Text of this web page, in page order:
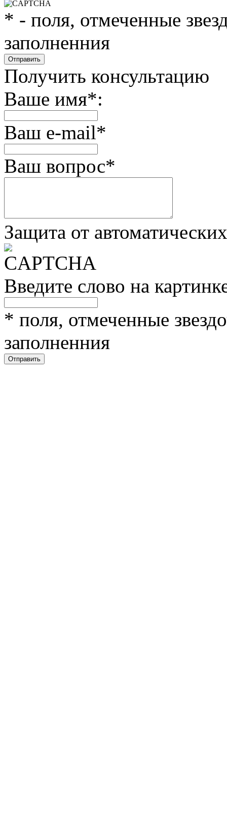
* - поля, отмеченные
заполненния
Получить консультацию
Ваше имя*:
Ваш e-mail*
Ваш вопрос*
Защита от
Введите слово на
* поля, отмеченные
заполненния